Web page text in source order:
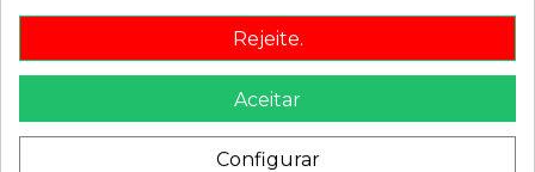
Recambio de servofreno para renault megane ii berlina 5p
authentique | 06.05 - ... authentique | 06.05 - ... referencia
OEM IAM 8200153735
Rejeite.
Aceitar
Configurar